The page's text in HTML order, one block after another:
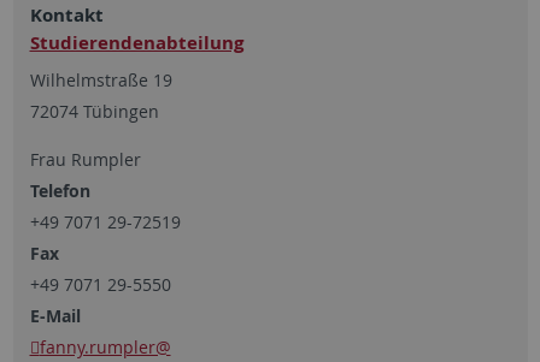
Kontakt
Studierendenabteilung
Wilhelmstraße 19
72074 Tübingen
Frau Rumpler
Telefon
+49 7071 29-72519
Fax
+49 7071 29-5550
E-Mail
fanny.rumpler@